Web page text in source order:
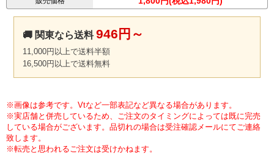
🚚 関東なら送料946円～
11,000円以上で送料半額
16,500円以上で送料無料
※画像は参考です。Vtなど一部表記など異なる場合があります。
※実店舗と併売しているため、ご注文のタイミングによっては既に完売
している場合がございます。品切れの場合は受注確認メールにてご連絡
致します。
※転売と思われるご注文は受けかねます。